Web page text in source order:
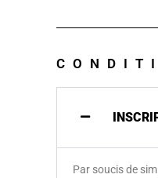
Par soucis de